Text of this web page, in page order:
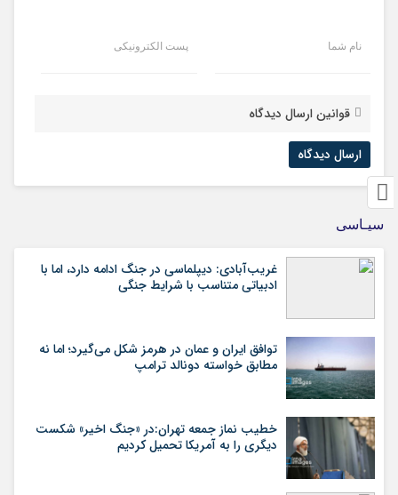
نام شما پست الکترونیکی
قوانین ارسال دیدگاه
سیـاسی
غریب‌آبادی: دیپلماسی در جنگ ادامه دارد، اما با
ادبیاتی متناسب با شرایط جنگی
توافق ایران و عمان در هرمز شکل می‌گیرد؛ اما نه
مطابق خواسته دونالد ترامپ
خطیب نماز جمعه تهران:در «جنگ اخیر» شکست
دیگری را به آمریکا تحمیل کردیم